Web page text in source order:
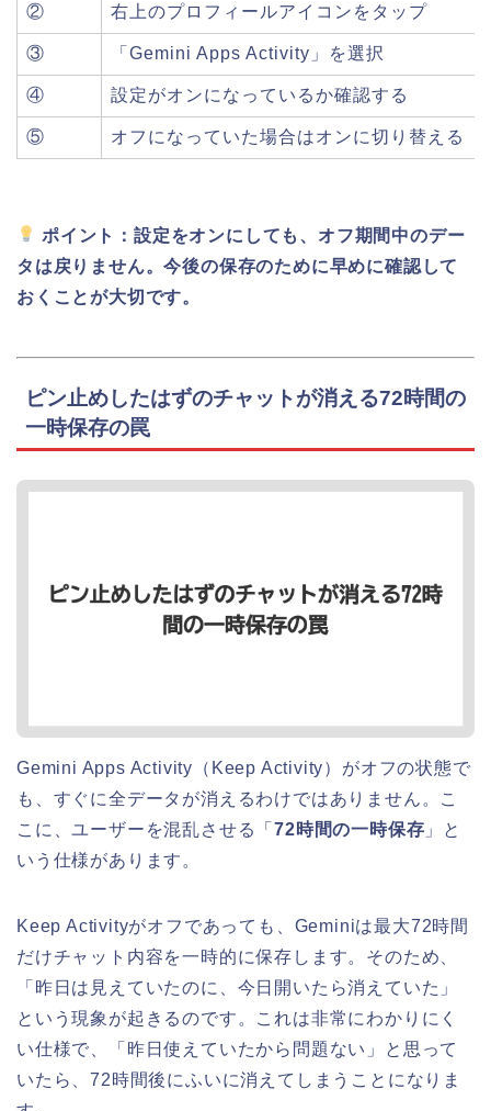
② 右上のプロフィールアイコンをタップ
③ 「Gemini Apps Activity」を選択
④ 設定がオンになっているか確認する
⑤ オフになっていた場合はオンに切り替える
ポイント：設定をオンにしても、オフ期間中のデー
タは戻りません。今後の保存のために早めに確認して
おくことが大切です。
ピン止めしたはずのチャットが消える72時間の
一時保存の罠
Gemini Apps Activity（Keep Activity）がオフの状態で
も、すぐに全データが消えるわけではありません。こ
こに、ユーザーを混乱させる「72時間の一時保存 」と
いう仕様があります。
Keep Activityがオフであっても、Geminiは最大72時間
だけチャット内容を一時的に保存します。そのため、
「昨日は見えていたのに、今日開いたら消えていた」
という現象が起きるのです。これは非常にわかりにく
い仕様で、「昨日使えていたから問題ない」と思って
いたら、72時間後にふいに消えてしまうことになりま